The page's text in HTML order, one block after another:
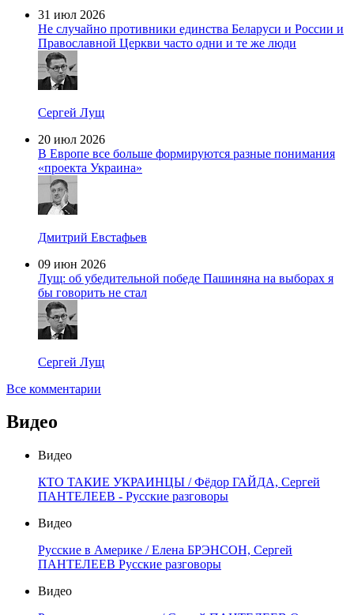
31 июл 2026
Не случайно противники единства Беларуси и России и
Православной Церкви часто одни и те же люди
Сергей Лущ
20 июл 2026
В Европе все больше формируются разные понимания
«проекта Украина»
Дмитрий Евстафьев
09 июн 2026
Лущ: об убедительной победе Пашиняна на выборах я
бы говорить не стал
Сергей Лущ
Все комментарии
Видео
Видео
КТО ТАКИЕ УКРАИНЦЫ / Фёдор ГАЙДА, Сергей
ПАНТЕЛЕЕВ - Русские разговоры
Видео
Русские в Америке / Елена БРЭНСОН, Сергей
ПАНТЕЛЕЕВ Русские разговоры
Видео